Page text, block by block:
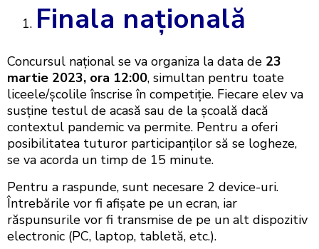
Finala națională
Concursul național se va organiza la data de 23
martie 2023, ora 12:00, simultan pentru toate
liceele/școlile înscrise în competiţie. Fiecare elev va
susţine testul de acasă sau de la școală dacă
contextul pandemic va permite. Pentru a oferi
posibilitatea tuturor participanților să se logheze,
se va acorda un timp de 15 minute.
Pentru a raspunde, sunt necesare 2 device-uri.
Întrebările vor fi afișate pe un ecran, iar
răspunsurile vor fi transmise de pe un alt dispozitiv
electronic (PC, laptop, tabletă, etc.).